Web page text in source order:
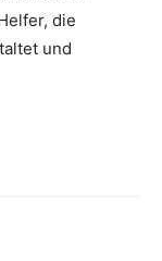
die
und